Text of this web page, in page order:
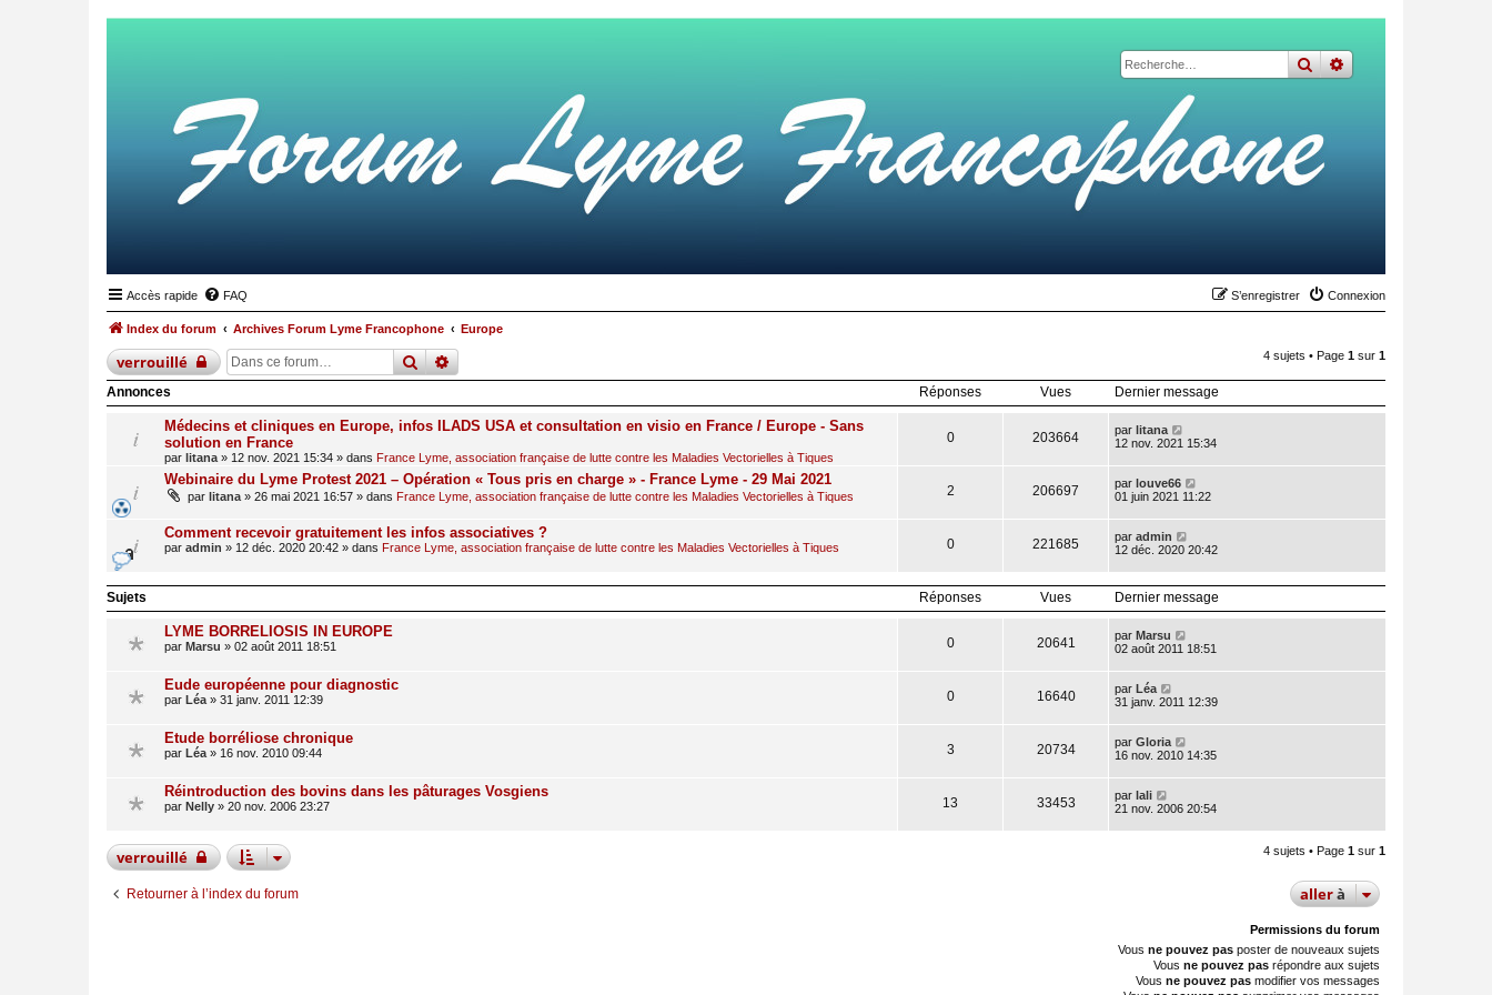
rechercher
recherche
Accès rapide FAQ Connexion
S’enregistrer
Index du forum Archives Forum Lyme Francophone Europe
verrouillé rechercher
recherche 4 sujets • Page 1 sur 1
Annonces Réponses Vues Dernier message
Médecins et cliniques en Europe, infos ILADS USA et consultation en visio en France / Europe - Sans
solution en France
par litana » 12 nov. 2021 15:34 » dans France Lyme, association française de lutte contre les Maladies Vectorielles à Tiques
0 203664 par litana
12 nov. 2021 15:34
Webinaire du Lyme Protest 2021 – Opération « Tous pris en charge » - France Lyme - 29 Mai 2021
par litana » 26 mai 2021 16:57 » dans France Lyme, association française de lutte contre les Maladies Vectorielles à Tiques 2 206697 par louve66
01 juin 2021 11:22
Comment recevoir gratuitement les infos associatives ?
par admin » 12 déc. 2020 20:42 » dans France Lyme, association française de lutte contre les Maladies Vectorielles à Tiques 0 221685 par admin
12 déc. 2020 20:42
Sujets Réponses Vues Dernier message
LYME BORRELIOSIS IN EUROPE
par Marsu » 02 août 2011 18:51 0 20641 par Marsu
02 août 2011 18:51
Eude européenne pour diagnostic
par Léa » 31 janv. 2011 12:39 0 16640 par Léa
31 janv. 2011 12:39
Etude borréliose chronique
par Léa » 16 nov. 2010 09:44 3 20734 par Gloria
16 nov. 2010 14:35
Réintroduction des bovins dans les pâturages Vosgiens
par Nelly » 20 nov. 2006 23:27 13 33453 par lali
21 nov. 2006 20:54
verrouillé 4 sujets • Page 1 sur 1
Retourner à l’index du forum allerà
Permissions du forum
Vous ne pouvez pas poster de nouveaux sujets
Vous ne pouvez pas répondre aux sujets
Vous ne pouvez pas modifier vos messages